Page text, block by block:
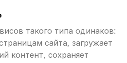
такого типа одинаков:
сайта, загружает
контент, сохраняет